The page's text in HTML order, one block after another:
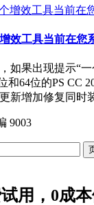
效工具当前在您
，如果出现提示“
和64位的PS CC
新增加修复同时
9003
用，0成